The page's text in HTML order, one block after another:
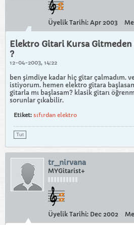
Üyelik Tarihi: Apr 2003
Elektro Gitari Kursa
?
12-04-2003, 14:22
ben şimdiye kadar hiç gitar çalmadım.
istiyorum. hemen elektro gitara
gitarla mı başlasam? klasik gitarı
sorunlar çıkabilir.
Etiket: sıfırdan elektro
Tut
tr_nirvana
MYGitarist+
Üyelik Tarihi: Dec 2002